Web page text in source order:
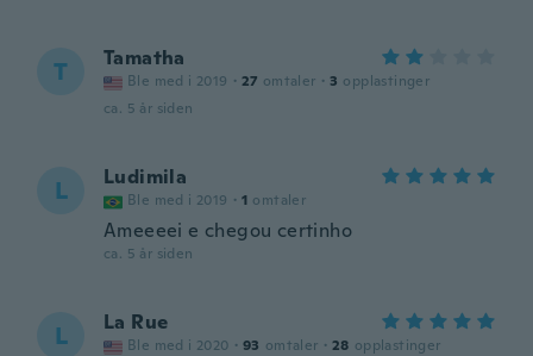
T Tamatha
Ble med i 2019 · 27 omtaler · 3 opplastinger
ca. 5 år siden
L Ludimila
Ble med i 2019 · 1 omtaler
Ameeeei e chegou certinho
ca. 5 år siden
L La Rue
Ble med i 2020 · 93 omtaler · 28 opplastinger